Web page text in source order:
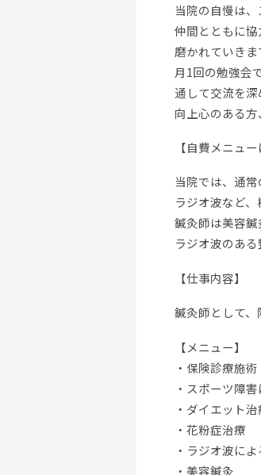
当院の自慢は
仲間とともに
磨かれていきま
月1回の勉強会
通して交流を深
向上心のある
【自費メニュ
当院では、通
ラジオ波など、
鍼灸師は美容鍼
ラジオ波のあ
【仕事内容】
鍼灸師として、
【メニュー】
・保険診療施術
・スポーツ障
・ダイエット治
・花粉症治療
・ラジオ波に
・美容鍼灸